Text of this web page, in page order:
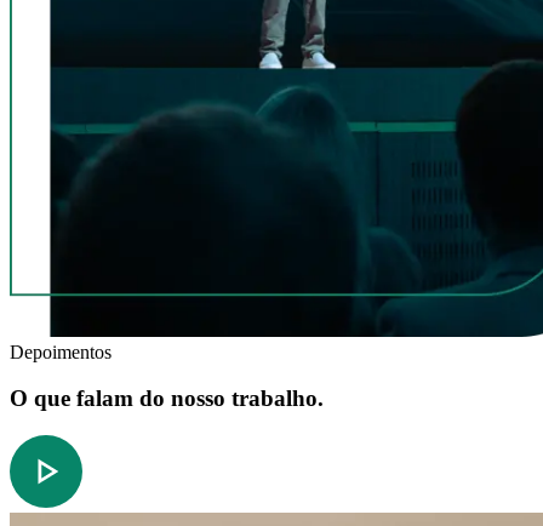
Depoimentos
O que falam do nosso trabalho.